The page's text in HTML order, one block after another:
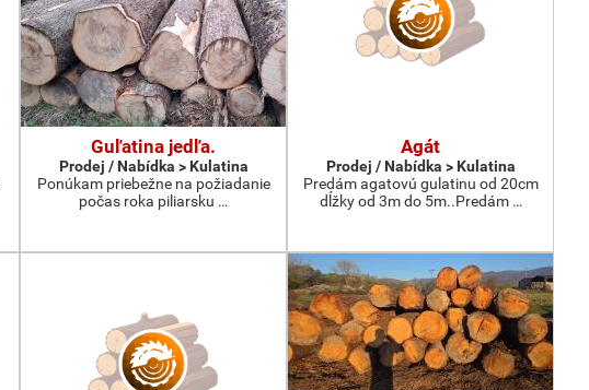
Guľatina jedľa.
Prodej / Nabídka > Kulatina
Ponúkam priebežne na požiadanie
počas roka piliarsku …
Agát
Prodej / Nabídka > Kulatina
Predám agatovú gulatinu od 20cm
dĺžky od 3m do 5m..Predám …